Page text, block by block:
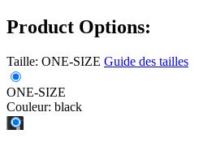
Product Options:
Taille: ONE-SIZE Guide des tailles
ONE-SIZE
Couleur: black